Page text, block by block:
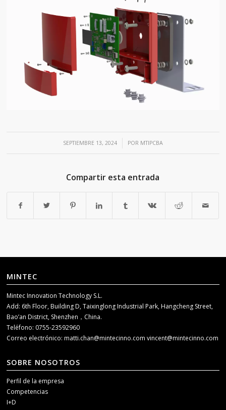
SEPTIEMBRE 13, 2024
/ POR MTIPCBA
Compartir esta entrada
MINTEC
Mintec Innovation Technology S.L.
Add: 6th Floor, Building D, Taixinglong Industrial Park, Hangcheng Street,
Bao’an District, Shenzhen，China.
Teléfono: 0755-23592960
Correo electrónico:matti.chan@mintecinno.comvincent@mintecinno.com
SOBRE NOSOTROS
Perfil de la empresa
Competencias
I+D